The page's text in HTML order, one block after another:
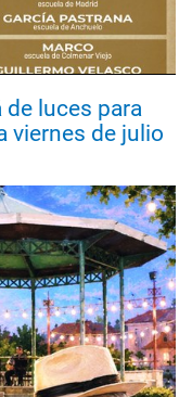
de luces para
viernes de julio